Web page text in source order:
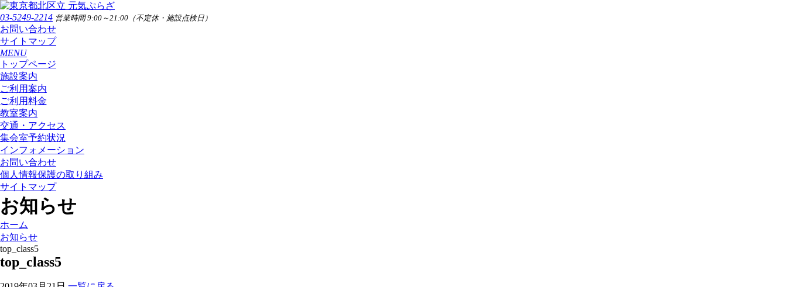
03-5249-2214 営業時間 9:00～21:00（不定休・施設点検日）
お問い合わせ
サイトマップ
MENU
トップページ
施設案内
ご利用案内
ご利用料金
教室案内
交通・アクセス
集会室予約状況
インフォメーション
お問い合わせ
個人情報保護の取り組み
サイトマップ
お知らせ
ホーム
お知らせ
top_class5
top_class5